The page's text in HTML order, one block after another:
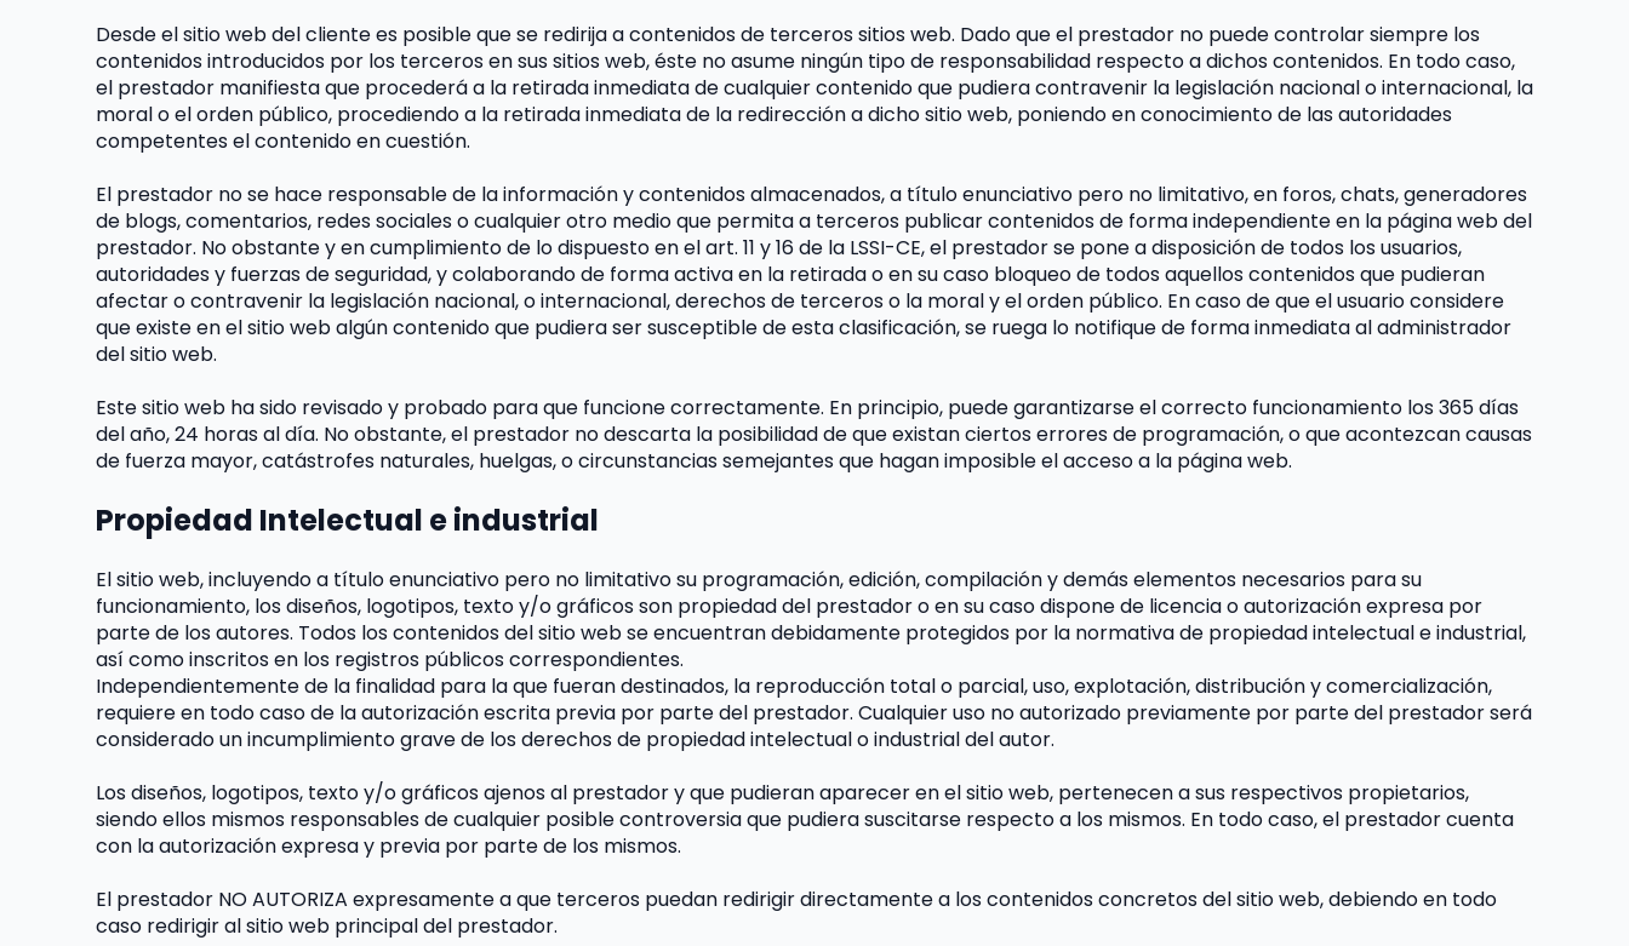
Desde el sitio web del cliente es posible que se redirija a contenidos de terceros sitios web. Dado que el prestador no puede controlar siempre los
contenidos introducidos por los terceros en sus sitios web, éste no asume ningún tipo de responsabilidad respecto a dichos contenidos. En todo caso,
el prestador manifiesta que procederá a la retirada inmediata de cualquier contenido que pudiera contravenir la legislación nacional o internacional, la
moral o el orden público, procediendo a la retirada inmediata de la redirección a dicho sitio web, poniendo en conocimiento de las autoridades
competentes el contenido en cuestión.
El prestador no se hace responsable de la información y contenidos almacenados, a título enunciativo pero no limitativo, en foros, chats, generadores
de blogs, comentarios, redes sociales o cualquier otro medio que permita a terceros publicar contenidos de forma independiente en la página web del
prestador. No obstante y en cumplimiento de lo dispuesto en el art. 11 y 16 de la LSSI-CE, el prestador se pone a disposición de todos los usuarios,
autoridades y fuerzas de seguridad, y colaborando de forma activa en la retirada o en su caso bloqueo de todos aquellos contenidos que pudieran
afectar o contravenir la legislación nacional, o internacional, derechos de terceros o la moral y el orden público. En caso de que el usuario considere
que existe en el sitio web algún contenido que pudiera ser susceptible de esta clasificación, se ruega lo notifique de forma inmediata al administrador
del sitio web.
Este sitio web ha sido revisado y probado para que funcione correctamente. En principio, puede garantizarse el correcto funcionamiento los 365 días
del año, 24 horas al día. No obstante, el prestador no descarta la posibilidad de que existan ciertos errores de programación, o que acontezcan causas
de fuerza mayor, catástrofes naturales, huelgas, o circunstancias semejantes que hagan imposible el acceso a la página web.
Propiedad Intelectual e industrial
El sitio web, incluyendo a título enunciativo pero no limitativo su programación, edición, compilación y demás elementos necesarios para su
funcionamiento, los diseños, logotipos, texto y/o gráficos son propiedad del prestador o en su caso dispone de licencia o autorización expresa por
parte de los autores. Todos los contenidos del sitio web se encuentran debidamente protegidos por la normativa de propiedad intelectual e industrial,
así como inscritos en los registros públicos correspondientes.
Independientemente de la finalidad para la que fueran destinados, la reproducción total o parcial, uso, explotación, distribución y comercialización,
requiere en todo caso de la autorización escrita previa por parte del prestador. Cualquier uso no autorizado previamente por parte del prestador será
considerado un incumplimiento grave de los derechos de propiedad intelectual o industrial del autor.
Los diseños, logotipos, texto y/o gráficos ajenos al prestador y que pudieran aparecer en el sitio web, pertenecen a sus respectivos propietarios,
siendo ellos mismos responsables de cualquier posible controversia que pudiera suscitarse respecto a los mismos. En todo caso, el prestador cuenta
con la autorización expresa y previa por parte de los mismos.
El prestador NO AUTORIZA expresamente a que terceros puedan redirigir directamente a los contenidos concretos del sitio web, debiendo en todo
caso redirigir al sitio web principal del prestador.